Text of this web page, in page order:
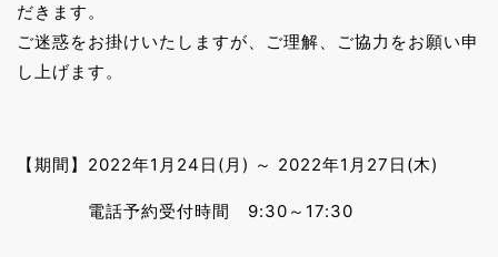
だきます。
ご迷惑をお掛けいたしますが、ご理解、ご協力をお願い申
し上げます。
【期間】2022年1月24日(月) ～ 2022年1月27日(木)
電話予約受付時間 9:30～17:30